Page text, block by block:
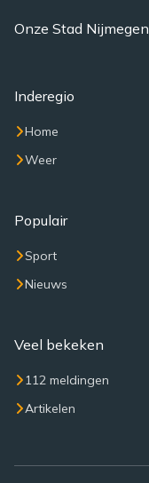
Onze Stad Nijmegen
Inderegio
Home
Weer
Populair
Sport
Nieuws
Veel bekeken
112 meldingen
Artikelen